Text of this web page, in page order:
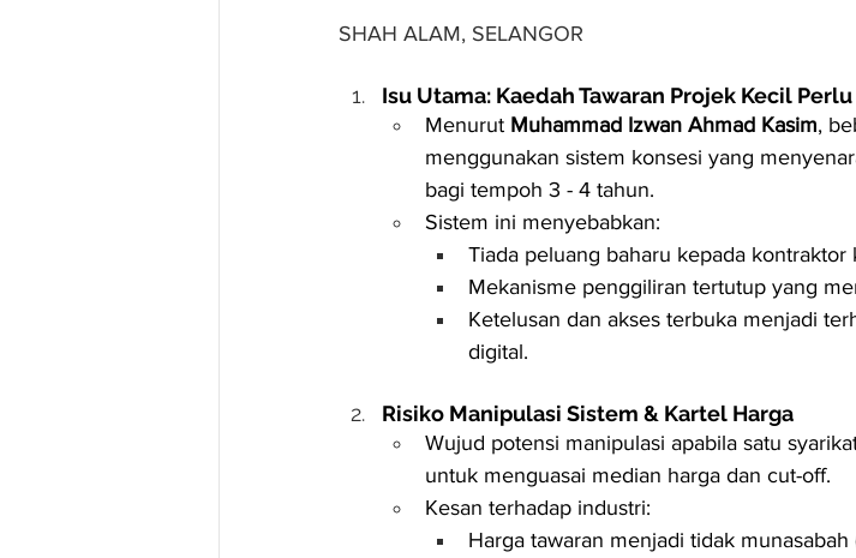
SHAH ALAM, SELANGOR
Isu Utama: Kaedah Tawaran Projek Kecil
Menurut Muhammad Izwan Ahmad Kasim,
menggunakan sistem konsesi yang
bagi tempoh 3 - 4 tahun.
Sistem ini menyebabkan:
Tiada peluang baharu kepada kontraktor
Mekanisme penggiliran tertutup yang
Ketelusan dan akses terbuka menjadi
digital.
Risiko Manipulasi Sistem & Kartel Harga
Wujud potensi manipulasi apabila satu
untuk menguasai median harga dan cut-off.
Kesan terhadap industri:
Harga tawaran menjadi tidak munasabah